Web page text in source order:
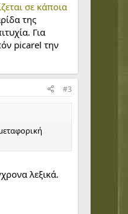
σε κάποια
της
Για
picarel την
#3
λεξικά.